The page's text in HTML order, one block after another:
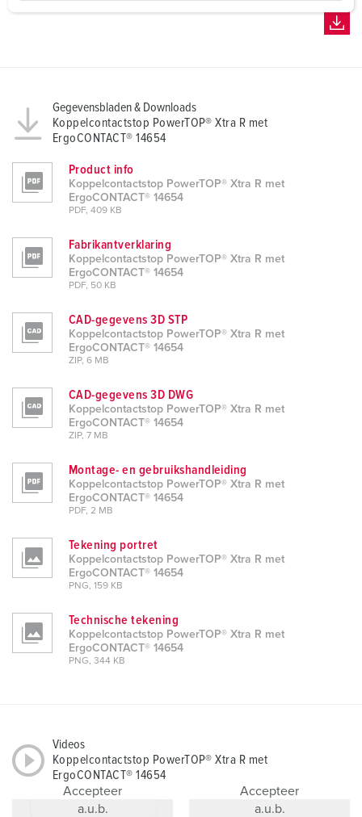
Gegevensbladen & Downloads
Koppelcontactstop PowerTOP® Xtra R met
ErgoCONTACT® 14654
Product info
Koppelcontactstop PowerTOP® Xtra R met
ErgoCONTACT® 14654
PDF, 409 KB
Fabrikantverklaring
Koppelcontactstop PowerTOP® Xtra R met
ErgoCONTACT® 14654
PDF, 50 KB
CAD-gegevens 3D STP
Koppelcontactstop PowerTOP® Xtra R met
ErgoCONTACT® 14654
ZIP, 6 MB
CAD-gegevens 3D DWG
Koppelcontactstop PowerTOP® Xtra R met
ErgoCONTACT® 14654
ZIP, 7 MB
Montage- en gebruikshandleiding
Koppelcontactstop PowerTOP® Xtra R met
ErgoCONTACT® 14654
PDF, 2 MB
Tekening portret
Koppelcontactstop PowerTOP® Xtra R met
ErgoCONTACT® 14654
PNG, 159 KB
Technische tekening
Koppelcontactstop PowerTOP® Xtra R met
ErgoCONTACT® 14654
PNG, 344 KB
Videos
Koppelcontactstop PowerTOP® Xtra R met
ErgoCONTACT® 14654
Accepteer
a.u.b.
Accepteer
a.u.b.